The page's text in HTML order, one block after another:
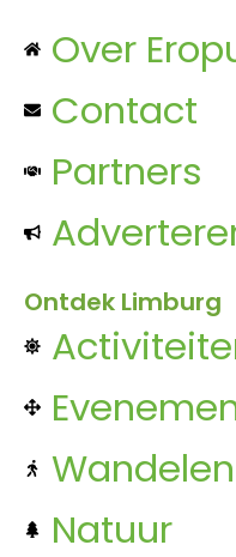
Over
Contact
Partners
Ontdek Limburg
Wandelen
Natuur